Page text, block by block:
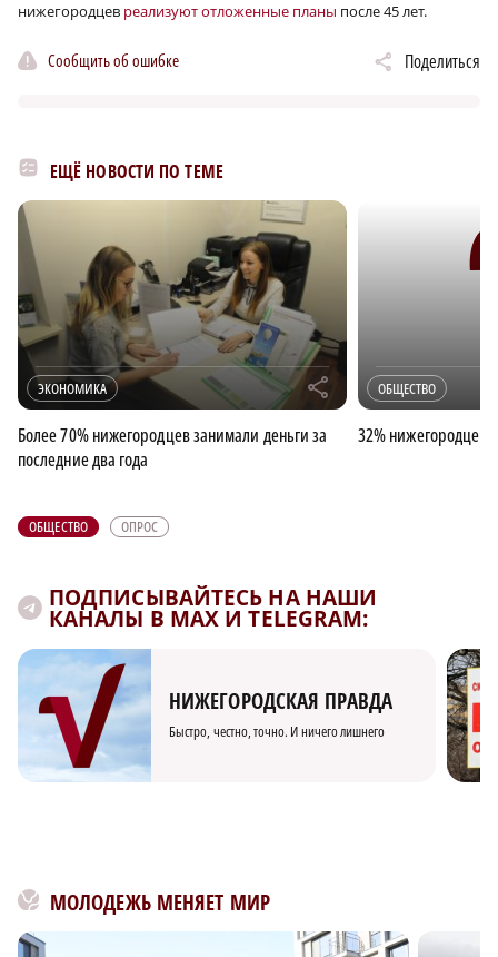
нижегородцев реализуют отложенные планы после 45 лет.
Сообщить об ошибке Поделиться
ЕЩЁ НОВОСТИ ПО ТЕМЕ
ЭКОНОМИКА r
Более 70% нижегородцев занимали деньги за
последние два года
ОБЩЕСТВО
32% нижегородцев
ОБЩЕСТВО ОПРОС
ПОДПИСЫВАЙТЕСЬ НА НАШИ
КАНАЛЫ В MAX И TELEGRAM:
НИЖЕГОРОДСКАЯ ПРАВДА
Быстро, честно, точно. И ничего лишнего
МОЛОДЕЖЬ МЕНЯЕТ МИР